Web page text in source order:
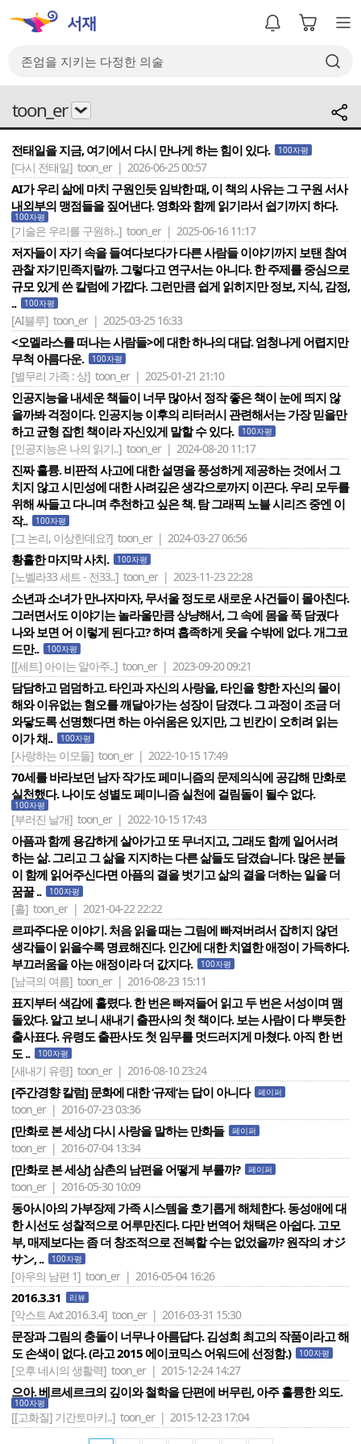
toon_er
전태일을 지금, 여기에서 다시 만나게 하는 힘이 있다. 100자평
[다시 전태일] toon_er | 2026-06-25 00:57
AI가 우리 삶에 마치 구원인듯 임박한 때, 이 책의 사유는 그 구원 서사
내외부의 맹점들을 짚어낸다. 영화와 함께 읽기라서 쉽기까지 하다.
100자평
[기술은 우리를 구원하..] toon_er | 2025-06-16 11:17
저자들이 자기 속을 들여다보다가 다른 사람들 이야기까지 보탠 참여
관찰 자기민족지랄까. 그렇다고 연구서는 아니다. 한 주제를 중심으로
규모 있게 쓴 칼럼에 가깝다. 그런만큼 쉽게 읽히지만 정보, 지식, 감정,
..
100자평
[AI블루] toon_er | 2025-03-25 16:33
<오멜라스를 떠나는 사람들>에 대한 하나의 대답. 엄청나게 어렵지만
무척 아름다운.
100자평
[별무리 가족 : 상] toon_er | 2025-01-21 21:10
인공지능을 내세운 책들이 너무 많아서 정작 좋은 책이 눈에 띄지 않
을까봐 걱정이다. 인공지능 이후의 리터러시 관련해서는 가장 믿을만
하고 균형 잡힌 책이라 자신있게 말할 수 있다.
100자평
[인공지능은 나의 읽기..] toon_er | 2024-08-20 11:17
진짜 훌륭. 비판적 사고에 대한 설명을 풍성하게 제공하는 것에서 그
치지 않고 시민성에 대한 사려깊은 생각으로까지 이끈다. 우리 모두를
위해 싸들고 다니며 추천하고 싶은 책. 탐 그래픽 노블 시리즈 중엔 이
작..
100자평
[그 논리, 이상한데요?] toon_er | 2024-03-27 06:56
황홀한 마지막 사치. 100자평
[노벨라33 세트 - 전33..] toon_er | 2023-11-23 22:28
소년과 소녀가 만나자마자, 무서울 정도로 새로운 사건들이 몰아친다.
그러면서도 이야기는 놀라울만큼 상냥해서, 그 속에 몸을 푹 담궜다
나와 보면 어 이렇게 된다고? 하며 흡족하게 웃을 수밖에 없다. 개그코
드만..
100자평
[[세트] 아이는 알아주..] toon_er | 2023-09-20 09:21
담담하고 덤덤하고. 타인과 자신의 사랑을, 타인을 향한 자신의 몰이
해와 이유없는 혐오를 깨달아가는 성장이 담겼다. 그 과정이 조금 더
와닿도록 선명했다면 하는 아쉬움은 있지만, 그 빈칸이 오히려 읽는
이가 채..
100자평
[사랑하는 이모들] toon_er | 2022-10-15 17:49
70세를 바라보던 남자 작가도 페미니즘의 문제의식에 공감해 만화로
실천했다. 나이도 성별도 페미니즘 실천에 걸림돌이 될수 없다.
100자평
[부러진 날개] toon_er | 2022-10-15 17:43
아픔과 함께 용감하게 살아가고 또 무너지고, 그래도 함께 일어서려
하는 삶. 그리고 그 삶을 지지하는 다른 삶들도 담겼습니다. 많은 분들
이 함께 읽어주신다면 아픔의 결을 벗기고 삶의 결을 더하는 일을 더
꿈꿀 ..
100자평
[홀] toon_er | 2021-04-22 22:22
르파주다운 이야기. 처음 읽을 때는 그림에 빠져버려서 잡히지 않던
생각들이 읽을수록 명료해진다. 인간에 대한 치열한 애정이 가득하다.
부끄러움을 아는 애정이라 더 값지다.
100자평
[남극의 여름] toon_er | 2016-08-23 15:11
표지부터 색감에 홀렸다. 한 번은 빠져들어 읽고 두 번은 서성이며 맴
돌았다. 알고 보니 새내기 출판사의 첫 책이다. 보는 사람이 다 뿌듯한
출사표다. 유령도 출판사도 첫 임무를 멋드러지게 마쳤다. 아직 한 번
도 ..
100자평
[새내기 유령] toon_er | 2016-08-10 23:24
[주간경향 칼럼] 문화에 대한 ‘규제’는 답이 아니다 페이퍼
toon_er | 2016-07-23 03:36
[만화로 본 세상] 다시 사랑을 말하는 만화들 페이퍼
toon_er | 2016-07-04 13:34
[만화로 본 세상] 삼촌의 남편을 어떻게 부를까? 페이퍼
toon_er | 2016-05-30 10:09
동아시아의 가부장제 가족 시스템을 호기롭게 해체한다. 동성애에 대
한 시선도 성찰적으로 어루만진다. 다만 번역어 채택은 아쉽다. 고모
부, 매제보다는 좀 더 창조적으로 전복할 수는 없었을까? 원작의 オジ
サン, ..
100자평
[아우의 남편 1] toon_er | 2016-05-04 16:26
2016.3.31 리뷰
[악스트 Axt 2016.3.4] toon_er | 2016-03-31 15:30
문장과 그림의 충돌이 너무나 아름답다. 김성희 최고의 작품이라고 해
도 손색이 없다. (라고 2015 에이코믹스 어워드에 선정함.)
100자평
[오후 네시의 생활력] toon_er | 2015-12-24 14:27
으아. 베르세르크의 깊이와 철학을 단편에 버무린, 아주 훌륭한 외도.
100자평
[[고화질] 기간토마키..] toon_er | 2015-12-23 17:04